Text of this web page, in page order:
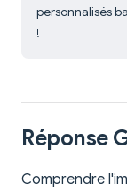
personnalisés
!
Réponse
Comprendre